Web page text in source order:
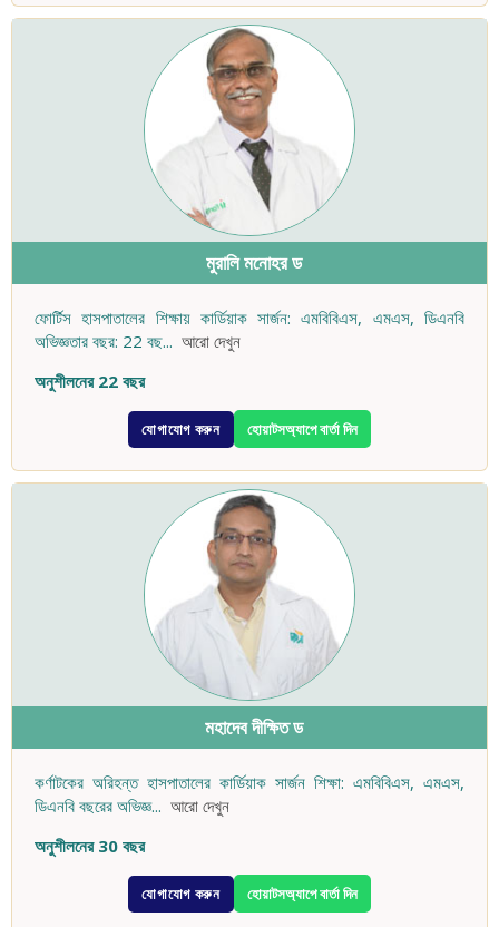
মুরালি মনোহর ড
ফোর্টিস হাসপাতালের শিক্ষায় কার্ডিয়াক সার্জন: এমবিবিএস, এমএস, ডিএনবি
অভিজ্ঞতার বছর: 22 বছ... আরো দেখুন
অনুশীলনের 22 বছর
যোগাযোগ করুন হোয়াটসঅ্যাপে বার্তা দিন
মহাদেব দীক্ষিত ড
কর্ণাটকের অরিহন্ত হাসপাতালের কার্ডিয়াক সার্জন শিক্ষা: এমবিবিএস, এমএস,
ডিএনবি বছরের অভিজ্ঞ... আরো দেখুন
অনুশীলনের 30 বছর
যোগাযোগ করুন হোয়াটসঅ্যাপে বার্তা দিন